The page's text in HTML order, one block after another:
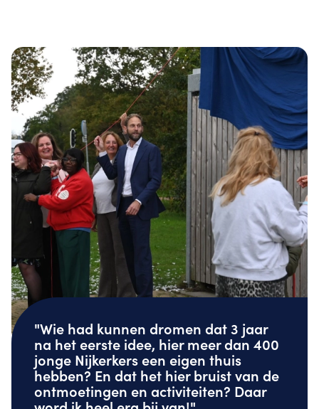
"Wie had kunnen dromen dat 3 jaar
na het eerste idee, hier meer dan 400
jonge Nijkerkers een eigen thuis
hebben? En dat het hier bruist van de
ontmoetingen en activiteiten? Daar